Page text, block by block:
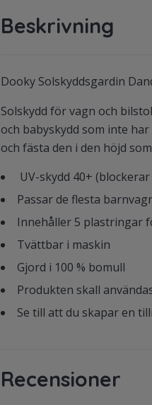
Beskrivning
Dooky Solskyddsgardin
Solskydd för vagn och
och babyskydd som inte
och fästa den i den höjd
UV-skydd 40+
Passar de flesta
Innehåller 5 plastringar
Tvättbar i maskin
Gjord i 100 % bomull
Produkten skall
Se till att du skapar en
Recensioner